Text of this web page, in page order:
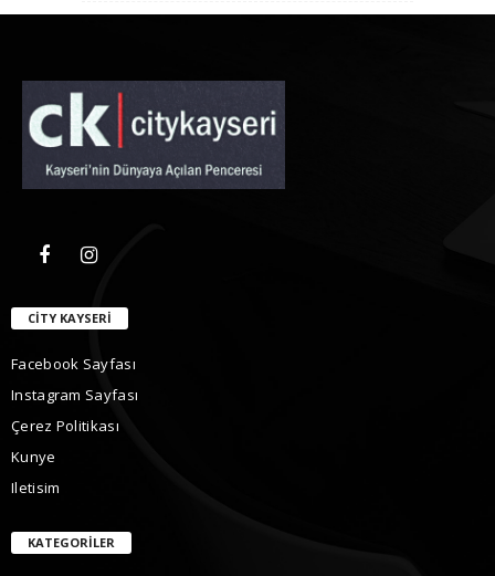
CITY KAYSERI
Facebook Sayfası
Instagram Sayfası
Çerez Politikası
Kunye
Iletisim
KATEGORILER